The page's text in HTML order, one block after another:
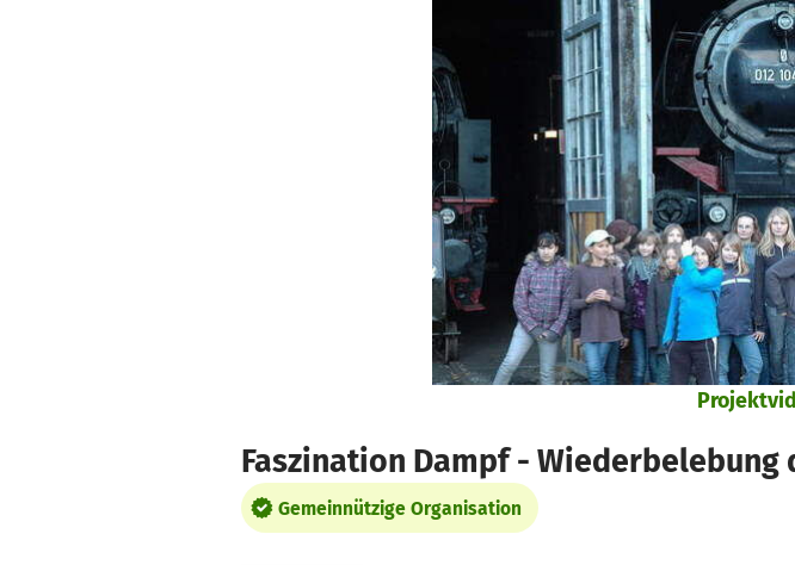
Faszination Dampf - Wiederbelebung
Gemeinnützige Organisation